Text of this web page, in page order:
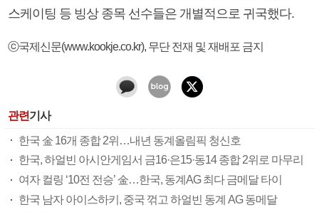
스케이팅 등 빙상 종목 선수들은 개별적으로 귀국했다.
ⓒ국제신문(www.kookje.co.kr), 무단 전재 및 재배포 금지
관련기사
한국 金 16개 종합 2위…내년 동계올림픽 청신호
한국, 하얼빈 아시안게임서 금16·은15·동14 종합 2위로 마무리
여자 컬링 ‘10전 전승’ 金…한국, 동계AG 최다 금메달 타이
한국 남자 아이스하키, 중국 꺾고 하얼빈 동계 AG 동메달